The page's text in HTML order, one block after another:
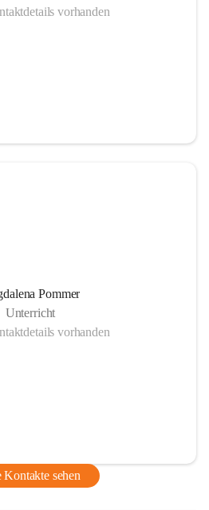
vorhanden
Pommer
Unterricht
vorhanden
Kontakte sehen